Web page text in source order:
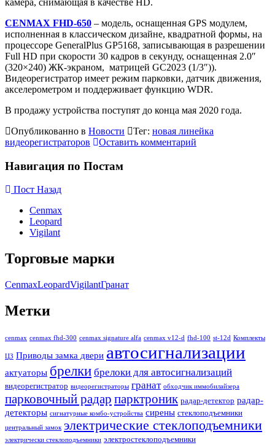
камера, снимающая в качестве HD.
CENMAX FHD-650 – модель, оснащенная GPS модулем,
исполненная в классическом дизайне, квадратной формы, на
процессоре GeneralPlus GP5168, записывающая в разрешении
Full HD при скорости 30 кадров в секунду, оснащенная 2.0″
(320×240) ЖК-экраном, матрицей GC2023 (1/3″)).
Видеорегистратор имеет режим парковки, датчик движения,
акселерометром и поддерживает функцию WDR.
В продажу устройства поступят до конца мая 2020 года.
Опубликованно в Новости Тег: новая линейка
видеорегистраторов
Оставить комментарий
Навигация по Постам
Пост Назад
Cenmax
Leopard
Vigilant
Торговые марки
CenmaxLeopardVigilantГранат
Метки
cenmax cenmax fhd-300 cenmax signature alfa cenmax v12-d fhd-100 st-12d Комплекты
ЦЗ Приводы замка двери автосигнализации
актуаторы брелки брелоки для автосигнализаций
видеорегистратор видеорегистраторы гранат обходчик иммобилайзера
парковочный радар парктроник радар-детектор радар-
детекторы сигнатурные комбо-устройства сирены стеклоподъемники
центральный замок электрические стеклоподъемники
электрически стеклоподъемники электростеклоподъемники